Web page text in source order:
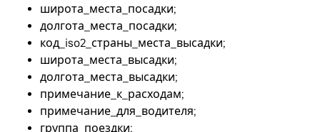
широта_места_посадки;
долгота_места_посадки;
код_iso2_страны_места_высадки;
широта_места_высадки;
долгота_места_высадки;
примечание_к_расходам;
примечание_для_водителя;
группа_поездки;